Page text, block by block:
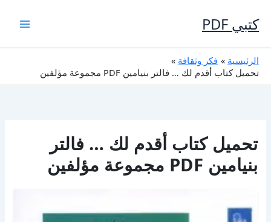
إلى
المحتوى
كتبي PDF
الرئيسية
فكر وثقافة
تحميل كتاب أقدم لك … فالتر بنيامين PDF مجموعة مؤلفين
تحميل كتاب أقدم لك … فالتر
بنيامين PDF مجموعة مؤلفين